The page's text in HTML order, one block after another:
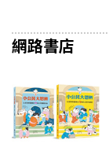
網路書店